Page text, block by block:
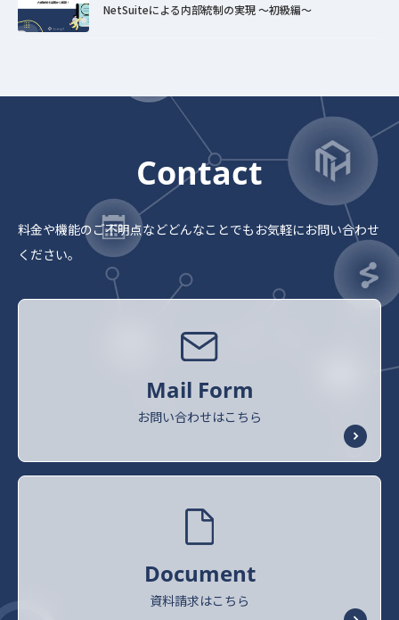
NetSuiteによる内部統制の実現 ～初級編～
Contact
料金や機能のご不明点などどんなことでもお気軽にお問い合わせ
ください。
Mail Form
お問い合わせはこちら
Document
資料請求はこちら